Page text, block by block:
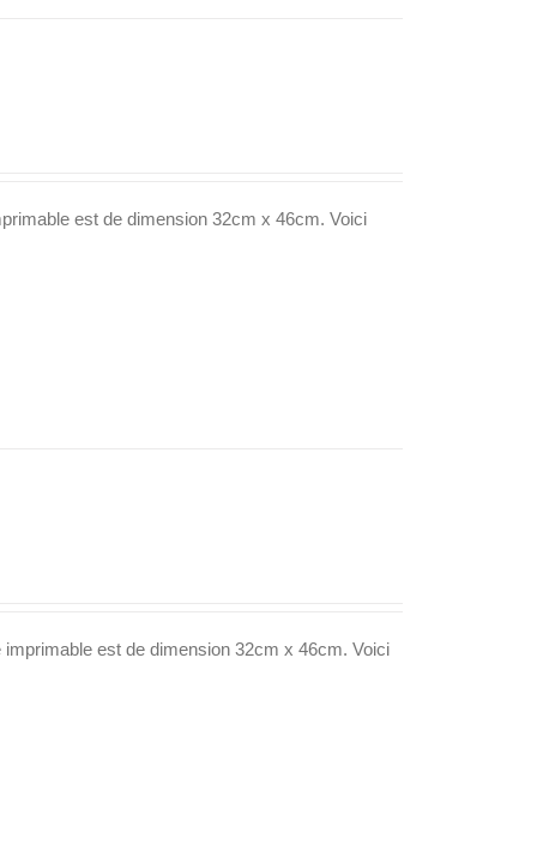
est de dimension 32cm x 46cm. Voici
est de dimension 32cm x 46cm. Voici